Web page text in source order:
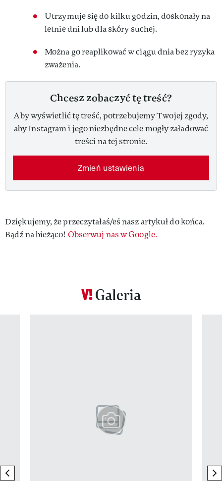
Utrzymuje się do kilku godzin, doskonały na
letnie dni lub dla skóry suchej.
Można go reaplikować w ciągu dnia bez ryzyka
zważenia.
Chcesz zobaczyć tę treść?
Aby wyświetlić tę treść, potrzebujemy Twojej zgody,
aby Instagram i jego niezbędne cele mogły załadować
treści na tej stronie.
Zmień ustawienia
Dziękujemy, że przeczytałaś/eś nasz artykuł do końca.
Bądź na bieżąco! Obserwuj nas w Google.
Galeria
previous element